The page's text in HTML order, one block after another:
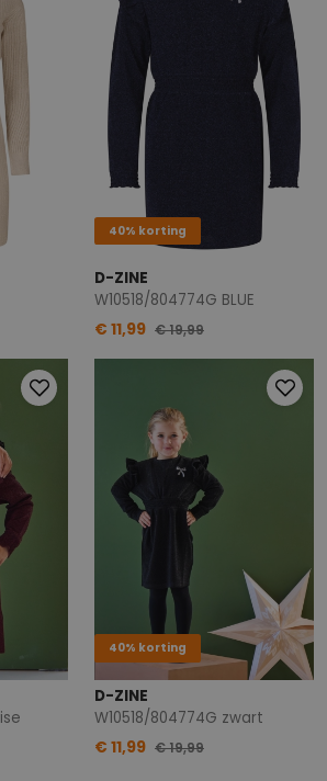
40% korting
D-ZINE
W10518/804774G BLUE
€ 11,99 € 19,99
40% korting
D-ZINE
W10518/804774G zwart
€ 11,99 € 19,99